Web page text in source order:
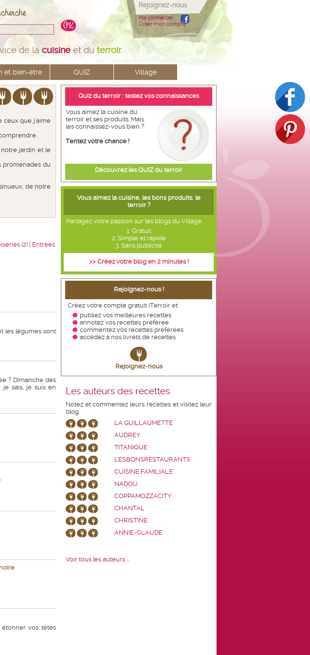
de la cuisine et duterroir
Rejoignez-nous
Me connecter
Créer mon compte
et bien-être QUIZ Village
ceux que j'aime
jardin et le
promenades du
de notre
(2)
Entrées
les légumes sont
? Dimanche des
sais, je suis en
vos têtes
Quiz du terroir : testez vos connaissances
Vous aimez la cuisine du
terroir et ses produits. Mais
les connaissez-vous bien ?
Tentez votre chance !
Découvrez les QUIZ du terroir
Vous aimez la cuisine, les bons produits, le
terroir ?
Partagez votre passion sur les blogs du Village.
1. Gratuit
2. Simple et rapide
3. Sans publicité
>> Créez votre blog en 2 minutes !
Rejoignez-nous !
Créez votre compte gratuit iTerroir et
publiez vos meilleures recettes
annotez vos recettes préférée
commentez vos recettes préférées
accédez à nos livrets de recettes
Rejoignez-nous
Les auteurs des recettes
Notez et commentez leurs recettes et visitez leur
blog.
LA GUILLAUMETTE
AUDREY
TITANIQUE
LESBONSRESTAURANTS
CUISINE FAMILIALE
NADOU
COPPAMOZZACITY
CHANTAL
CHRISTINE
ANNIE-CLAUDE
Voir tous les auteurs ...